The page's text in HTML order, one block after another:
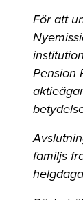
För att
Pension
familjs